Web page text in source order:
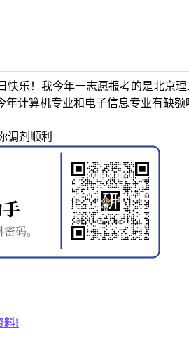
快乐！我今年一志愿报考的是北京
计算机专业和电子信息专业有缺
调剂顺利
料!